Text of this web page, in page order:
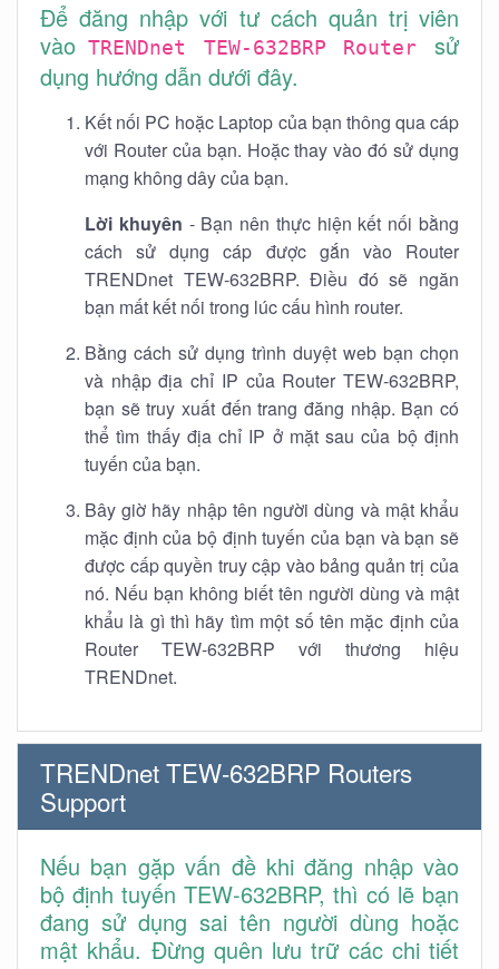
Để đăng nhập với tư cách quản trị viên
vào TRENDnet TEW-632BRP Router sử
dụng hướng dẫn dưới đây.
Kết nối PC hoặc Laptop của bạn thông qua cáp
với Router của bạn. Hoặc thay vào đó sử dụng
mạng không dây của bạn.
Lời khuyên - Bạn nên thực hiện kết nối bằng
cách sử dụng cáp được gắn vào Router
TRENDnet TEW-632BRP. Điều đó sẽ ngăn
bạn mất kết nối trong lúc cấu hình router.
Bằng cách sử dụng trình duyệt web bạn chọn
và nhập địa chỉ IP của Router TEW-632BRP,
bạn sẽ truy xuất đến trang đăng nhập. Bạn có
thể tìm thấy địa chỉ IP ở mặt sau của bộ định
tuyến của bạn.
Bây giờ hãy nhập tên người dùng và mật khẩu
mặc định của bộ định tuyến của bạn và bạn sẽ
được cấp quyền truy cập vào bảng quản trị của
nó. Nếu bạn không biết tên người dùng và mật
khẩu là gì thì hãy tìm một số tên mặc định của
Router TEW-632BRP với thương hiệu
TRENDnet.
TRENDnet TEW-632BRP Routers
Support
Nếu bạn gặp vấn đề khi đăng nhập vào
bộ định tuyến TEW-632BRP, thì có lẽ bạn
đang sử dụng sai tên người dùng hoặc
mật khẩu. Đừng quên lưu trữ các chi tiết